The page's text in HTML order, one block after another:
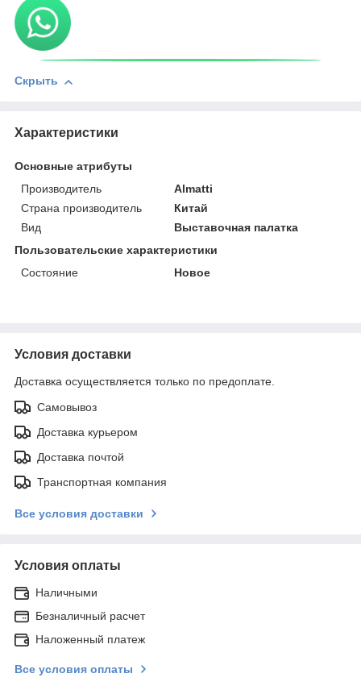
Скрыть
Характеристики
Основные атрибуты
Производитель
Almatti
Страна производитель
Китай
Вид
Выставочная палатка
Пользовательские характеристики
Состояние
Новое
Условия доставки
Доставка осуществляется только по предоплате.
Самовывоз
Доставка курьером
Доставка почтой
Транспортная компания
Все условия доставки
Условия оплаты
Наличными
Безналичный расчет
Наложенный платеж
Все условия оплаты